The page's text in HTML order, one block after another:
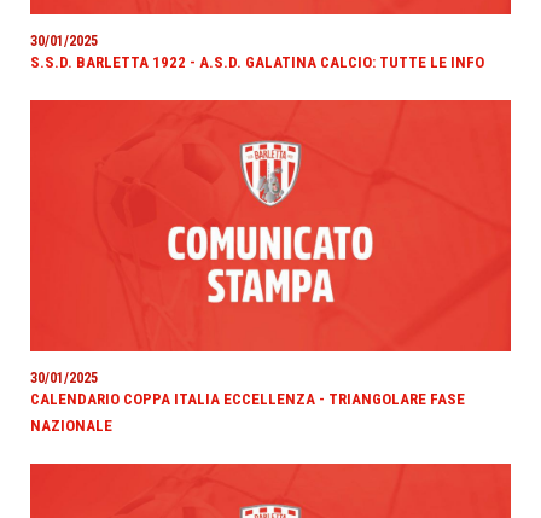
30/01/2025
S.S.D. BARLETTA 1922 - A.S.D. GALATINA CALCIO: TUTTE LE INFO
30/01/2025
CALENDARIO COPPA ITALIA ECCELLENZA - TRIANGOLARE FASE
NAZIONALE